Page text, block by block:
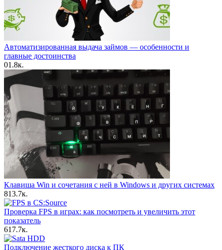
Автоматизированная выдача займов — особенности и
главные достоинства
01.8к.
Клавиша Win и сочетания с ней в Windows и других системах
813.7к.
Проверка FPS в играх: как посмотреть и увеличить этот
показатель
617.7к.
Подключение жесткого диска к ПК